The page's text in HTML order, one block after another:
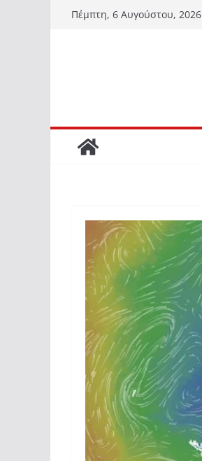
Μετάβαση
Πέμπτη, 6 Αυγούστου, 2026